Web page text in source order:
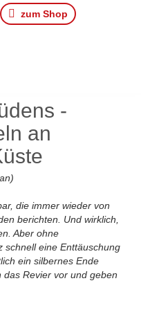
zum Shop
-
an
die immer wieder von
berichten. Und wirklich,
Aber ohne
schnell eine Enttäuschung
ein silbernes Ende
Revier vor und geben